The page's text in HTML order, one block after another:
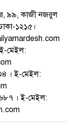
৯৯, কাজী নজরুল
১২১৫।
মেইল:
। ই-মেইল:
। ই-মেইল: